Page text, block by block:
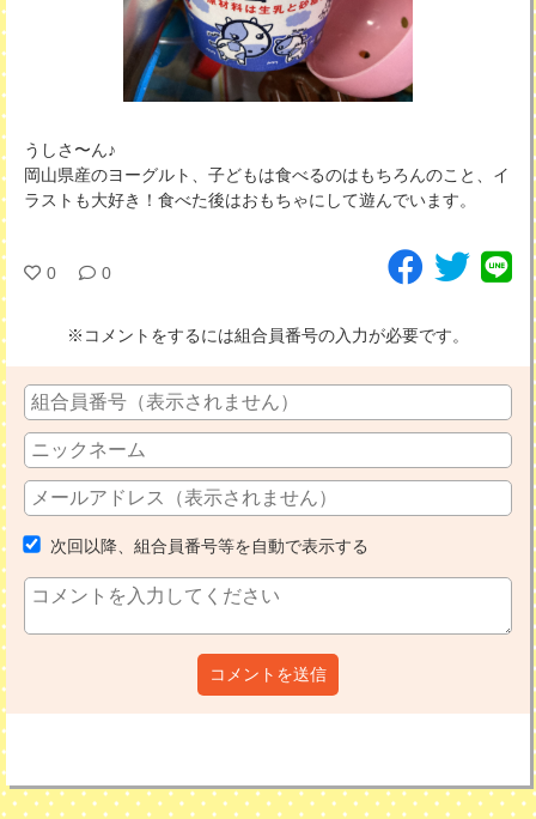
うしさ〜ん♪
岡山県産のヨーグルト、子どもは食べるのはもちろんのこと、イ
ラストも大好き！食べた後はおもちゃにして遊んでいます。
0 0
※コメントをするには組合員番号の入力が必要です。
次回以降、組合員番号等を自動で表示する
コメントを送信